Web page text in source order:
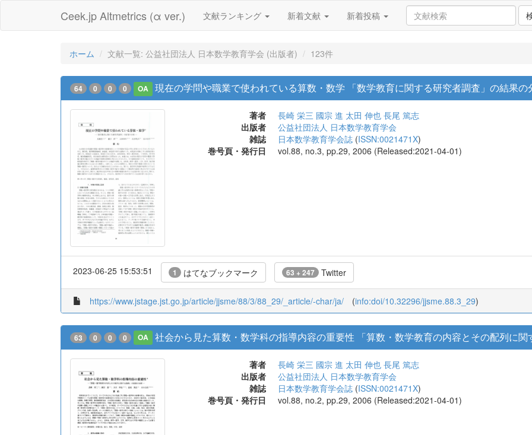
Ceek.jp Altmetrics (α ver.) 文献ランキング 新着文献 新着投稿
ホーム 文献一覧: 公益社団法人 日本数学教育学会 (出版者) 123件
64 0 0 0 OA 現在の学問や職業で使われている算数・数学 「数学教育に関する研究者調査」の結果の
著者 長崎 栄三 國宗 進 太田 伸也 長尾 篤志
出版者
公益社団法人 日本数学教育学会
雑誌
日本数学教育学会誌 (ISSN:0021471X)
巻号頁・発行日
vol.88, no.3, pp.29, 2006 (Released:2021-04-01)
2023-06-25 15:53:51 1 はてなブックマーク 63 + 247 Twitter
https://www.jstage.jst.go.jp/article/jjsme/88/3/88_29/_article/-char/ja/ (info:doi/10.32296/jjsme.88.3_29)
63 0 0 0 OA 社会から見た算数・数学科の指導内容の重要性 「算数・数学教育の内容とその配列に
著者 長崎 栄三 國宗 進 太田 伸也 長尾 篤志
出版者
公益社団法人 日本数学教育学会
雑誌
日本数学教育学会誌 (ISSN:0021471X)
巻号頁・発行日
vol.88, no.2, pp.29, 2006 (Released:2021-04-01)